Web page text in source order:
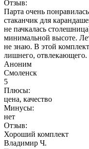
Отзыв:
Парта очень
стаканчик для
не пачкалась
минимальной высоте.
не знаю. В этой
лишнего, отвлекающего.
Аноним
Смоленск
5
Плюсы:
цена, качество
Минусы:
нет
Отзыв:
Хороший комплект
Владимир Ч.